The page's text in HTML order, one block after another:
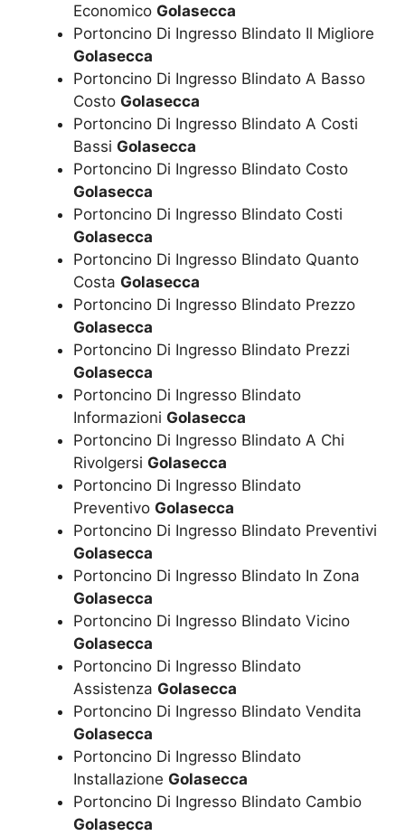
Economico Golasecca
Portoncino Di Ingresso Blindato Il Migliore
Golasecca
Portoncino Di Ingresso Blindato A Basso
Costo Golasecca
Portoncino Di Ingresso Blindato A Costi
Bassi Golasecca
Portoncino Di Ingresso Blindato Costo
Golasecca
Portoncino Di Ingresso Blindato Costi
Golasecca
Portoncino Di Ingresso Blindato Quanto
Costa Golasecca
Portoncino Di Ingresso Blindato Prezzo
Golasecca
Portoncino Di Ingresso Blindato Prezzi
Golasecca
Portoncino Di Ingresso Blindato
Informazioni Golasecca
Portoncino Di Ingresso Blindato A Chi
Rivolgersi Golasecca
Portoncino Di Ingresso Blindato
Preventivo Golasecca
Portoncino Di Ingresso Blindato Preventivi
Golasecca
Portoncino Di Ingresso Blindato In Zona
Golasecca
Portoncino Di Ingresso Blindato Vicino
Golasecca
Portoncino Di Ingresso Blindato
Assistenza Golasecca
Portoncino Di Ingresso Blindato Vendita
Golasecca
Portoncino Di Ingresso Blindato
Installazione Golasecca
Portoncino Di Ingresso Blindato Cambio
Golasecca